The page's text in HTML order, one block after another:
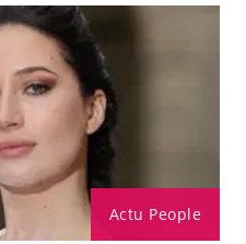
Actu People